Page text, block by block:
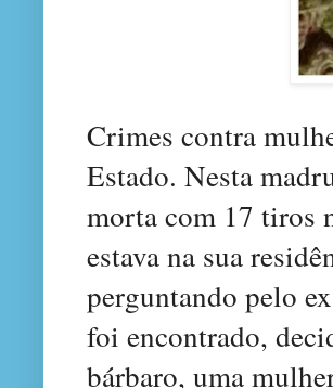
Crimes contra
Estado. Nesta
morta com 17 tiros
estava na sua
perguntando pelo
foi encontrado,
bárbaro, uma